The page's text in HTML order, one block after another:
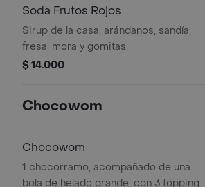
Soda Frutos Rojos
Sirup de la casa, arándanos, sandía,
fresa, mora y gomitas.
$ 14.000
Chocowom
Chocowom
1 chocorramo, acompañado de una
bola de helado grande, con 3 toppings